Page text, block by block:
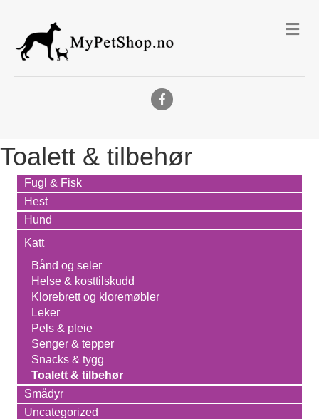
Facebook
Toalett & tilbehør
Fugl & Fisk
Hest
Hund
Katt
Bånd og seler
Helse & kosttilskudd
Klorebrett og kloremøbler
Leker
Pels & pleie
Senger & tepper
Snacks & tygg
Toalett & tilbehør
Smådyr
Uncategorized